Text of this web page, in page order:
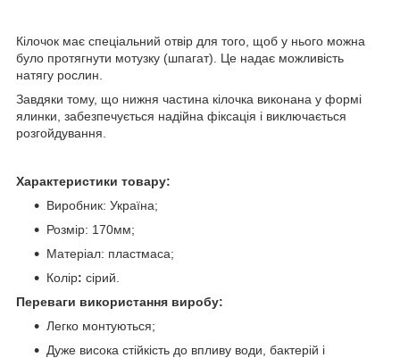
Кілочок має спеціальний отвір для того, щоб у нього можна
було протягнути мотузку (шпагат). Це надає можливість
натягу рослин.
Завдяки тому, що нижня частина кілочка виконана у формі
ялинки, забезпечується надійна фіксація і виключається
розгойдування.
Характеристики товару:
Виробник: Україна;
Розмір: 170мм;
Матеріал: пластмаса;
Колір: сірий.
Переваги використання виробу:
Легко монтуються;
Дуже висока стійкість до впливу води, бактерій і